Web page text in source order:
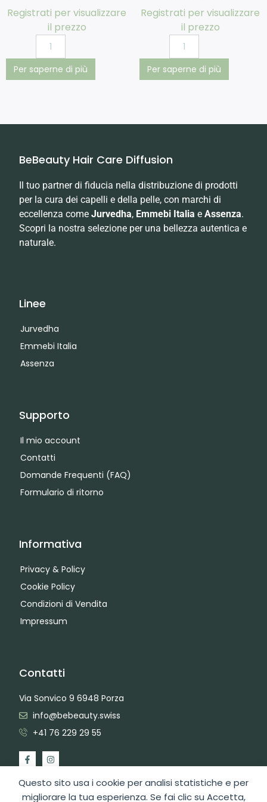
Questo sito usa i cookie per analisi statistiche e per
migliorare la tua esperienza. Se fai clic su Accetta,
Registrati per visualizzare
il prezzo
Per saperne di più
Registrati per visualizzare
il prezzo
Per saperne di più
BeBeauty Hair Care Diffusion
Il tuo partner di fiducia nella distribuzione di prodotti
per la cura dei capelli e della pelle, con marchi di
eccellenza come Jurvedha, Emmebi Italia e Assenza.
Scopri la nostra selezione per una bellezza autentica e
naturale.
Linee
Jurvedha
Emmebi Italia
Assenza
Supporto
Il mio account
Contatti
Domande Frequenti (FAQ)
Formulario di ritorno
Informativa
Privacy & Policy
Cookie Policy
Condizioni di Vendita
Impressum
Contatti
Via Sonvico 9 6948 Porza
info@bebeauty.swiss
+41 76 229 29 55